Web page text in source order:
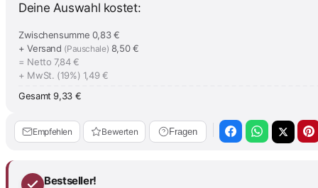
Deine Auswahl kostet:
Zwischensumme 0,83 €
+ Versand (Pauschale) 8,50 €
= Netto 7,84 €
+ MwSt. (19%) 1,49 €
Gesamt 9,33 €
Empfehlen Bewerten Fragen
Bestseller!